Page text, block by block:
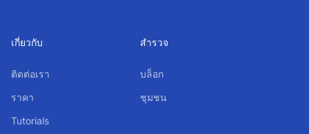
เกี่ยวกับ
ติดต่อเรา
ราคา
Tutorials
สำรวจ
บล็อก
ชุมชน